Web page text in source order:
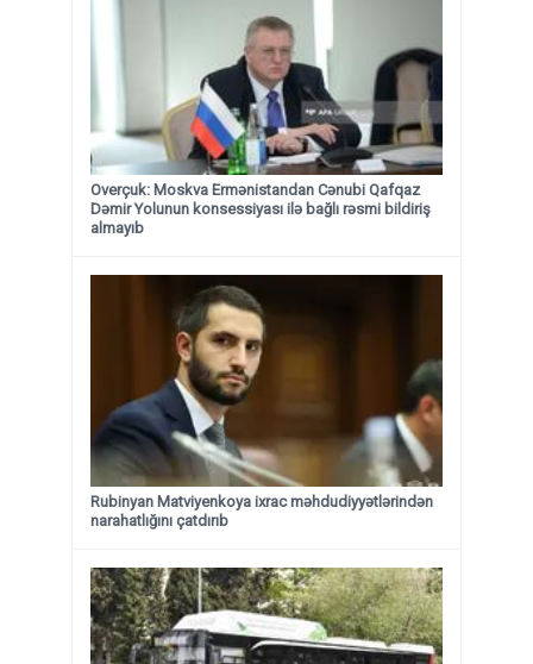
Overçuk: Moskva Ermənistandan Cənubi Qafqaz
Dəmir Yolunun konsessiyası ilə bağlı rəsmi bildiriş
almayıb
Rubinyan Matviyenkoya ixrac məhdudiyyətlərindən
narahatlığını çatdırıb